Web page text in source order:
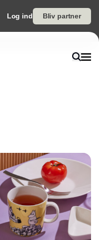
Log ind Bliv partner